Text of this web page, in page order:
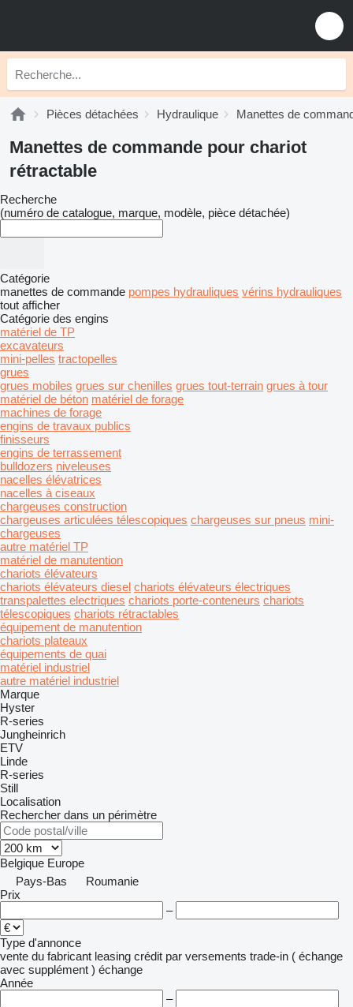
Pièces détachées Hydraulique Manettes de
Manettes de commande pour chariot
rétractable
Recherche
(numéro de catalogue, marque, modèle, pièce détachée)
Catégorie
manettes de commande pompes hydrauliques vérins hydrauliques
tout afficher
Catégorie des engins
matériel de TP
excavateurs
mini-pelles tractopelles
grues
grues mobiles grues sur chenilles grues tout-terrain grues à tour
matériel de béton matériel de forage
machines de forage
engins de travaux publics
finisseurs
engins de terrassement
bulldozers niveleuses
nacelles élévatrices
nacelles à ciseaux
chargeuses construction
chargeuses articulées télescopiques chargeuses sur pneus mini-
chargeuses
autre matériel TP
matériel de manutention
chariots élévateurs
chariots élévateurs diesel chariots élévateurs électriques
transpalettes electriques chariots porte-conteneurs chariots
télescopiques chariots rétractables
équipement de manutention
chariots plateaux
équipements de quai
matériel industriel
autre matériel industriel
Marque
Hyster
R-series
Jungheinrich
ETV
Linde
R-series
Still
Localisation
Rechercher dans un périmètre
Belgique Europe
Pays-Bas
Roumanie
Prix
–
Type d'annonce
vente du fabricant leasing crédit par versements trade-in ( échange
avec supplément ) échange
Année
–